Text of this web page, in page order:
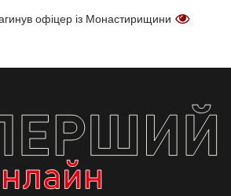
офіцер із Монастирищини